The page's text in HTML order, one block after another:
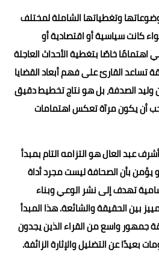
وتغطياتها الشاملة لمختلف
كانت سياسية أو اقتصادية أو
اهتمامًا خاصًا بتغطية الأحداث العاجلة
تساعد القارئ على فهم أبعاد القضايا
وليد الصدفة، بل هو نتاج تخطيط دقيق
أن يكون مرآة تعكس اهتمامات
عبد العال هو التزامه التام بمبدأ
بأن الصحافة ليست مجرد أداة
تهدف إلى نشر الوعي وبناء
بين الحقيقة والشائعة. هذا المبدأ
جمهور واسع من القراء الذين يجدون
بعيدًا عن التضليل والإثارة الزائفة.